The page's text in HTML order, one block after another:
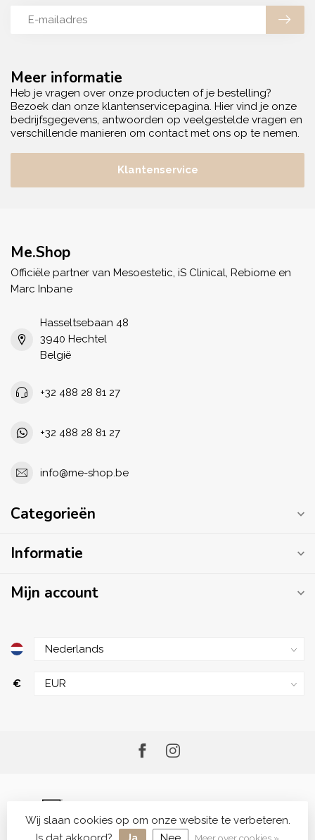
Meer informatie
Heb je vragen over onze producten of je bestelling?
Bezoek dan onze klantenservicepagina. Hier vind je onze
bedrijfsgegevens, antwoorden op veelgestelde vragen en
verschillende manieren om contact met ons op te nemen.
Klantenservice
Me.Shop
Officiële partner van Mesoestetic, iS Clinical, Rebiome en
Marc Inbane
Hasseltsebaan 48
3940 Hechtel
België
+32 488 28 81 27
+32 488 28 81 27
info@me-shop.be
Categorieën
Informatie
Mijn account
€
© Copyright 2026 Me.Shop - Your Skincare Shop
Wij slaan cookies op om onze website te verbeteren.